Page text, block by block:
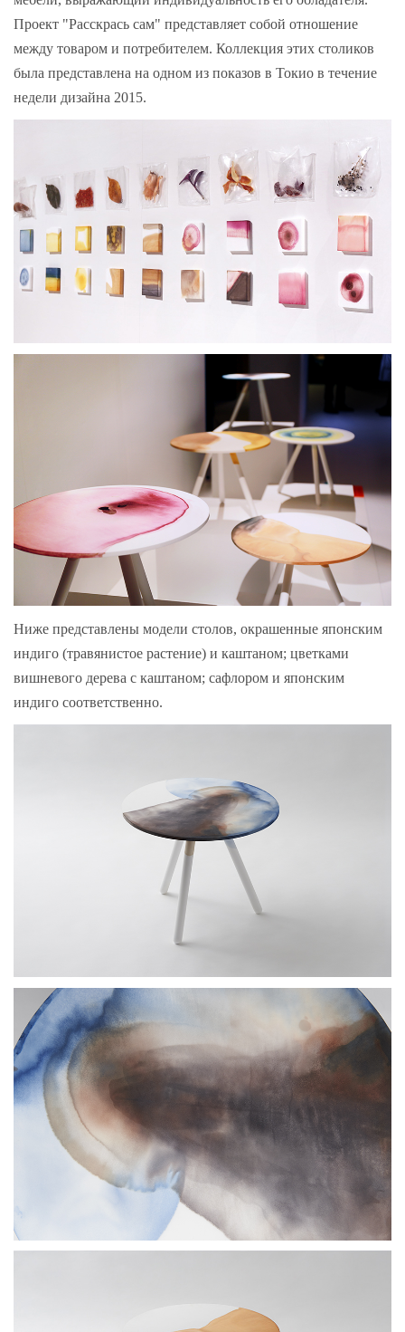
Проект "Расскрась сам" представляет собой отношение
между товаром и потребителем. Коллекция этих столиков
была представлена на одном из показов в Токио в течение
недели дизайна 2015.
Ниже представлены модели столов, окрашенные японским
индиго (травянистое растение) и каштаном; цветками
вишневого дерева с каштаном; сафлором и японским
индиго соответственно.